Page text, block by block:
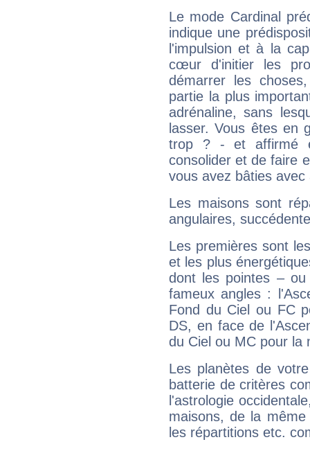
Le mode Cardinal
indique une
l'impulsion et à la
cœur d'initier les
démarrer les
partie la plus
adrénaline, sans
lasser. Vous êtes en
trop ? - et affirmé
consolider et de faire
vous avez bâties avec
Les maisons sont
angulaires,
Les premières sont
et les plus
dont les pointes –
fameux angles :
Fond du Ciel ou FC
DS, en face de
du Ciel ou MC pour la
Les planètes de
batterie de critères
l'astrologie
maisons, de la
les répartitions etc.